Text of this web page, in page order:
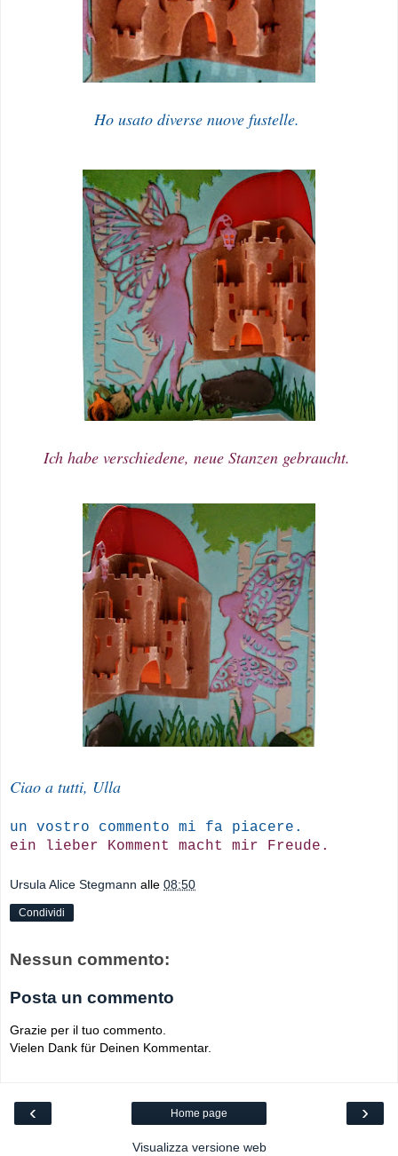
Ho usato diverse nuove fustelle.
Ich habe verschiedene, neue Stanzen gebraucht.
Ciao a tutti, Ulla
un vostro commento mi fa piacere.
ein lieber Komment macht mir Freude.
Ursula Alice Stegmann alle 08:50
Condividi
Nessun commento:
Posta un commento
Grazie per il tuo commento.
Vielen Dank für Deinen Kommentar.
‹ ›
Home page
Visualizza versione web